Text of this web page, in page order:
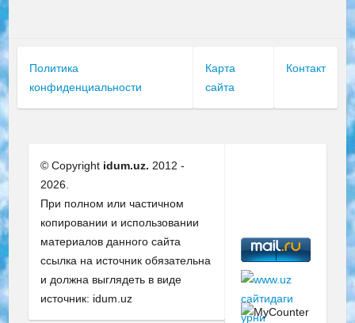
Политика
конфиденциальности
Карта
сайта
Контакт
© Copyright idum.uz. 2012 -
2026.
При полном или частичном
копировании и использовании
материалов данного сайта
ссылка на источник обязательна
и должна выглядеть в виде
источник: idum.uz